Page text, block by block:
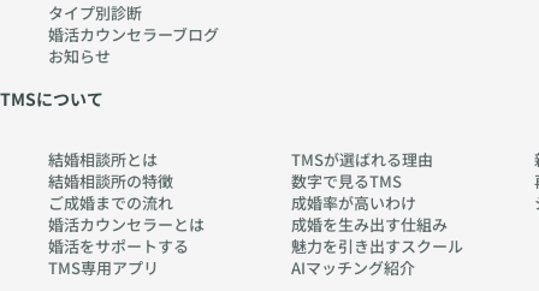
w
w
w.
ch
err
.co
タイプ別診断
婚活カウンセラーブログ
お知らせ
TMSについて
結婚相談所とは
結婚相談所の特徴
ご成婚までの流れ
婚活カウンセラーとは
婚活をサポートする
TMS専用アプリ
TMSが選ばれる理由
数字で見るTMS
成婚率が高いわけ
成婚を生み出す仕組み
魅力を引き出すスクール
AIマッチング紹介